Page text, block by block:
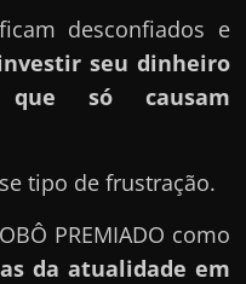
desconfiados e
seu dinheiro
que só causam
tipo de frustração.
PREMIADO como
da atualidade em